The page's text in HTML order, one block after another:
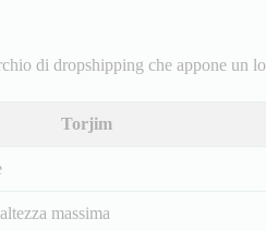
di dropshipping che appone un
Torjim
massima